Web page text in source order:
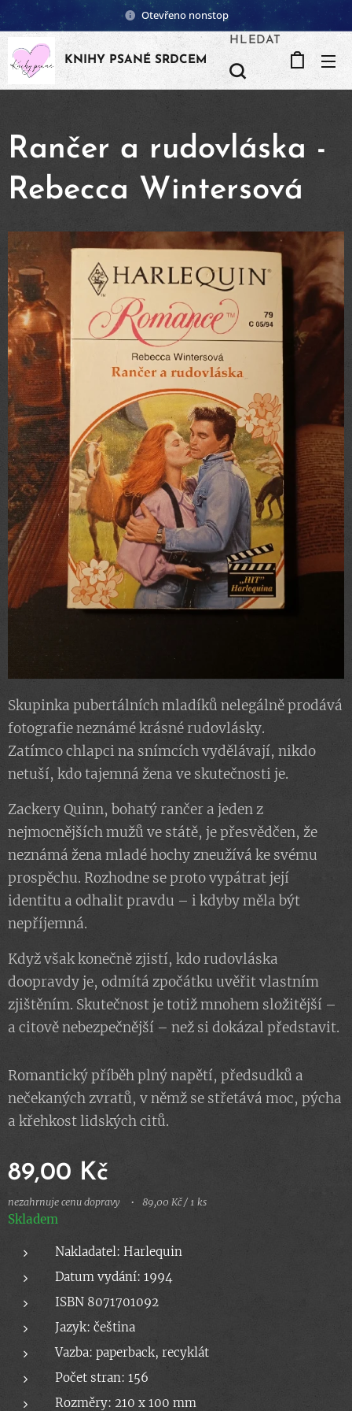
Otevřeno nonstop
KNIHY PSANÉ SRDCEM
HLEDAT
Rančer a rudovláska -
Rebecca Wintersová
Skupinka pubertálních mladíků nelegálně prodává
fotografie neznámé krásné rudovlásky.
Zatímco chlapci na snímcích vydělávají, nikdo
netuší, kdo tajemná žena ve skutečnosti je.
Zackery Quinn, bohatý rančer a jeden z
nejmocnějších mužů ve státě, je přesvědčen, že
neznámá žena mladé hochy zneužívá ke svému
prospěchu. Rozhodne se proto vypátrat její
identitu a odhalit pravdu – i kdyby měla být
nepříjemná.
Když však konečně zjistí, kdo rudovláska
doopravdy je, odmítá zpočátku uvěřit vlastním
zjištěním. Skutečnost je totiž mnohem složitější –
a citově nebezpečnější – než si dokázal představit.
Romantický příběh plný napětí, předsudků a
nečekaných zvratů, v němž se střetává moc, pýcha
a křehkost lidských citů.
89,00 Kč
nezahrnuje cenu dopravy 89,00 Kč / 1 ks
Skladem
Nakladatel: Harlequin
Datum vydání: 1994
ISBN 8071701092
Jazyk: čeština
Vazba: paperback, recyklát
Počet stran: 156
Rozměry: 210 x 100 mm